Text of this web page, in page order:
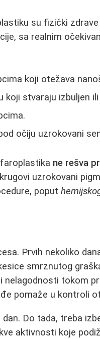
su fizički
sa realnim
koji otežava
koji stvaraju izbuljen
očiju uzrokovani
ne rešva
uzrokovani
poput
Prvih nekoliko
smrznutog
tokom
pomaže u kontroli
Do tada, treba
aktivnosti koje